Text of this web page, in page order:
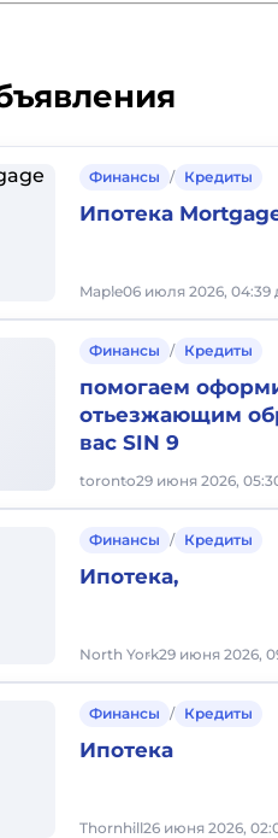
Финансы / Кредиты
Ипотека
Maple06 июля 2026, 04:39
Финансы / Кредиты
помогаем
отьезжающим
вас SIN 9
toronto29 июня 2026,
Финансы / Кредиты
Ипотека,
North York29 июня 2026,
Финансы / Кредиты
Ипотека
Thornhill26 июня 2026,